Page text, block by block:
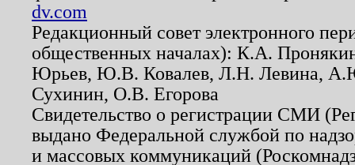
dv.com
Редакционный совет электронного
общественных началах): К.А.
Юрьев, Ю.В. Ковалев, Л.Н. Левина,
Сухинин, О.В. Егорова
Свидетельство о регистрации СМИ
выдано Федеральной службой по
и массовых коммуникаций